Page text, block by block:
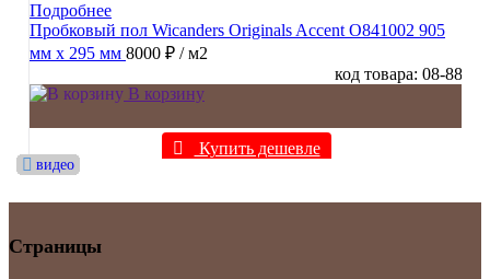
видео
видео
видео
видео
видео
видео
видео
видео
видео
Подробнее
видео
Пробковый пол Wicanders Originals Accent O841002 905
мм х 295 мм 8000 ₽ / м2
код товара: 08-88
В корзину
Купить дешевле
Страницы